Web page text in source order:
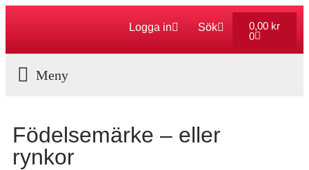
Logga in Sök 0,00 kr
0
Födelsemärke – eller
rynkor